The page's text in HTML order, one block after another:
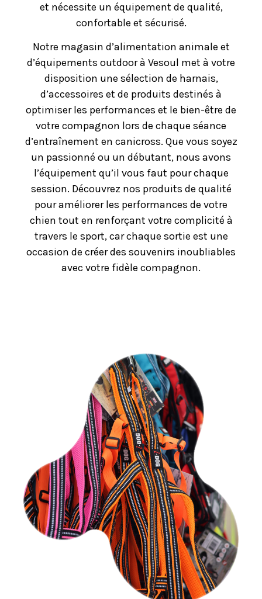
et nécessite un équipement de qualité,
confortable et sécurisé.
Notre magasin d’alimentation animale et
d’équipements outdoor à Vesoul met à votre
disposition une sélection de harnais,
d’accessoires et de produits destinés à
optimiser les performances et le bien-être de
votre compagnon lors de chaque séance
d’entraînement en canicross. Que vous soyez
un passionné ou un débutant, nous avons
l’équipement qu’il vous faut pour chaque
session. Découvrez nos produits de qualité
pour améliorer les performances de votre
chien tout en renforçant votre complicité à
travers le sport, car chaque sortie est une
occasion de créer des souvenirs inoubliables
avec votre fidèle compagnon.